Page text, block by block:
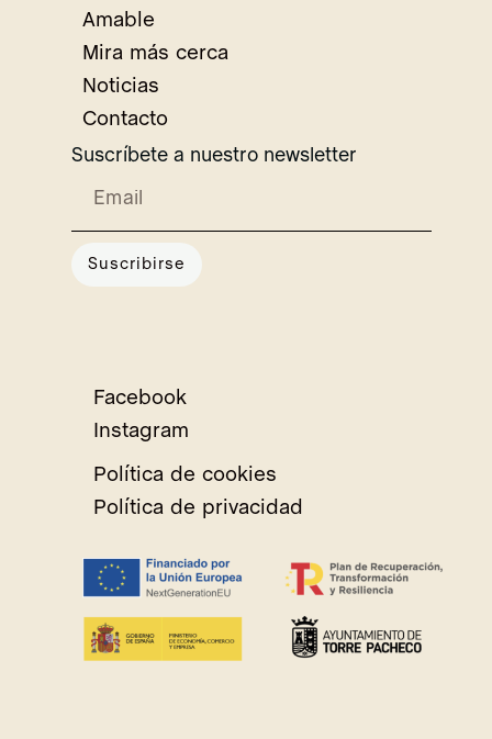
Amable
Mira más cerca
Noticias
Contacto
Suscríbete a nuestro newsletter
Suscribirse
Facebook
Instagram
Política de cookies
Política de privacidad